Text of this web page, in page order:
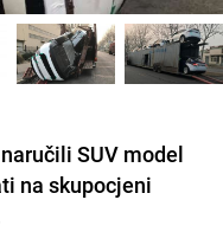
SUV model
na skupocjeni